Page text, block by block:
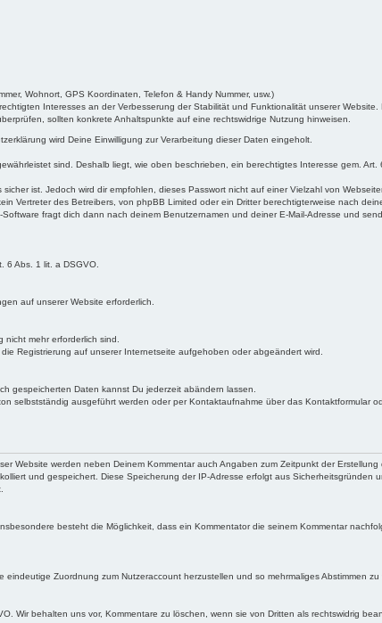
Wohnort, GPS Koordinaten, Telefon & Handy Nummer, usw.)
Interesses an der Verbesserung der Stabilität und Funktionalität unserer
sollten konkrete Anhaltspunkte auf eine rechtswidrige Nutzung hinweisen.
wird Deine Einwilligung zur Verarbeitung dieser Daten eingeholt.
sind. Deshalb liegt, wie oben beschrieben, ein berechtigtes Interesse gem. Art.
ist. Jedoch wird dir empfohlen, dieses Passwort nicht auf einer Vielzahl von
Vertreter des Betreibers, von phpBB Limited oder ein Dritter berechtigterweise nach
fragt dich dann nach deinem Benutzernamen und deiner E-Mail-Adresse und
6 Abs. 1 lit. a DSGVO.
auf unserer Website erforderlich.
nicht mehr erforderlich sind.
Registrierung auf unserer Internetseite aufgehoben oder abgeändert wird.
gespeicherten Daten kannst Du jederzeit abändern lassen.
selbstständig ausgeführt werden oder per Kontaktaufnahme über das Kontaktformular
Website werden neben Deinem Kommentar auch Angaben zum Zeitpunkt der
und gespeichert. Diese Speicherung der IP-Adresse erfolgt aus Sicherheitsgründen
besteht die Möglichkeit, dass ein Kommentator die seinem Kommentar
Zuordnung zum Nutzeraccount herzustellen und so mehrmaliges Abstimmen zu
Wir behalten uns vor, Kommentare zu löschen, wenn sie von Dritten als rechtswidrig